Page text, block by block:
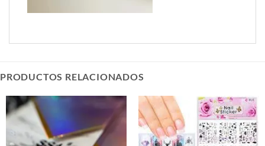
PRODUCTOS RELACIONADOS